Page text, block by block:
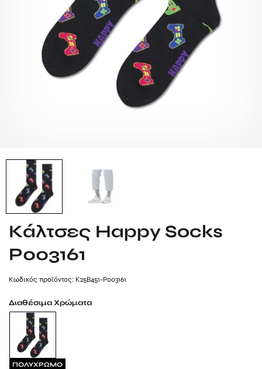
Κάλτσες Happy Socks
P003161
Kωδικός προϊόντος: K25B451-P003161
Διαθέσιμα Χρώματα
ΠΟΛΥΧΡΩΜΟ